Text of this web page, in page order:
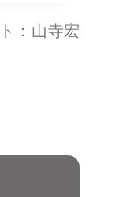
：山寺宏